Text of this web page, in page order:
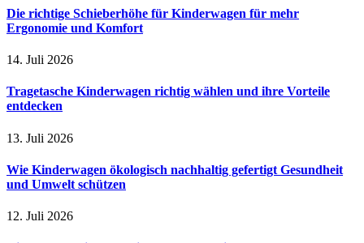
Die richtige Schieberhöhe für Kinderwagen für mehr
Ergonomie und Komfort
14. Juli 2026
Tragetasche Kinderwagen richtig wählen und ihre Vorteile
entdecken
13. Juli 2026
Wie Kinderwagen ökologisch nachhaltig gefertigt Gesundheit
und Umwelt schützen
12. Juli 2026